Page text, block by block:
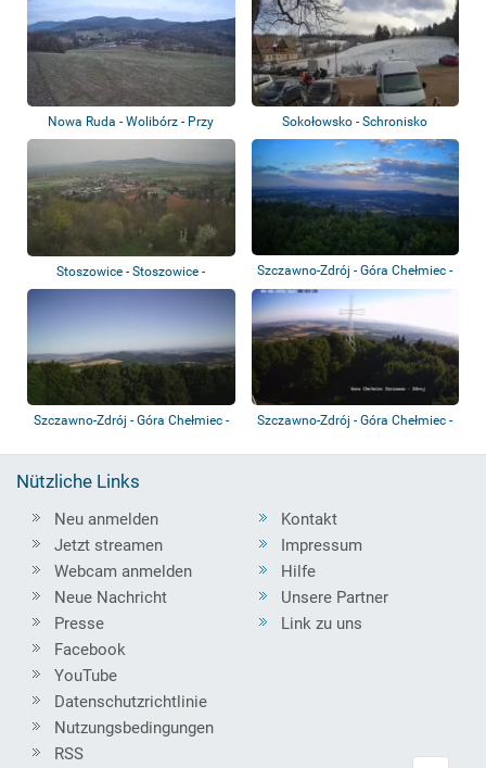
Nowa Ruda - Wolibórz - Przy
Górze
Sokołowsko - Schronisko
Andrzejówka
Stoszowice - Stoszowice -
Panoramablick
Szczawno-Zdrój - Góra Chełmiec -
Wałbrzy...
Szczawno-Zdrój - Góra Chełmiec -
Szczawno-Zdrój - Góra Chełmiec -
Nützliche Links
Neu anmelden
Jetzt streamen
Webcam anmelden
Neue Nachricht
Presse
Kontakt
Impressum
Hilfe
Unsere Partner
Link zu uns
Facebook
YouTube
Datenschutzrichtlinie
Nutzungsbedingungen
RSS